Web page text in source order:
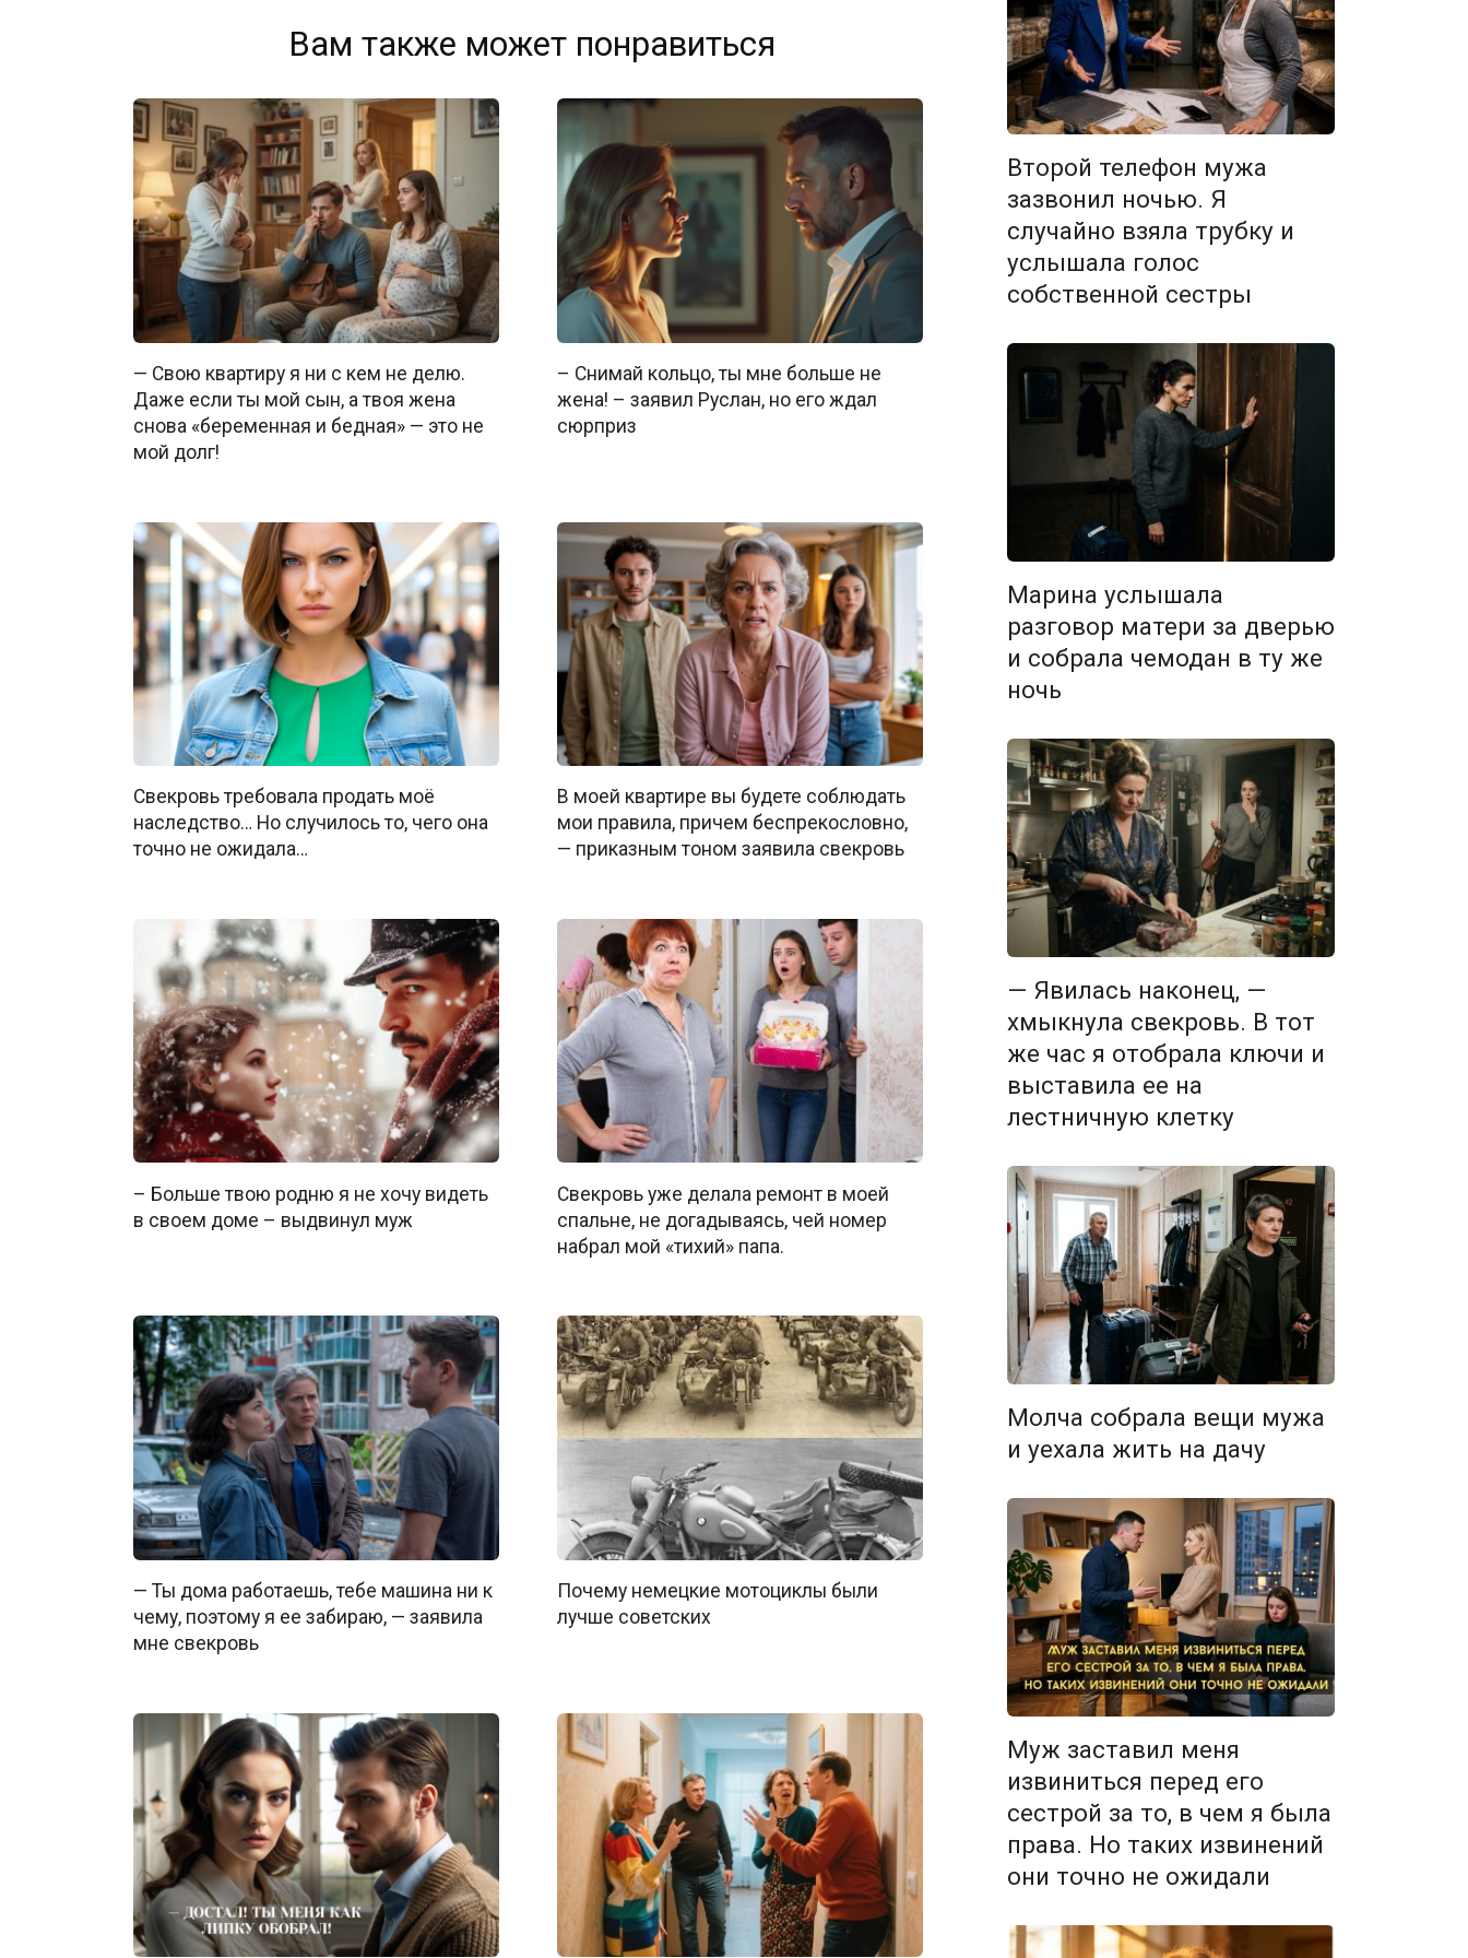
Вам также может понравиться
— Свою квартиру я ни с кем не делю.
Даже если ты мой сын, а твоя жена
снова «беременная и бедная» — это не
мой долг!
– Снимай кольцо, ты мне больше не
жена! – заявил Руслан, но его ждал
сюрприз
Свекровь требовала продать моё
наследство… Но случилось то, чего она
точно не ожидала…
В моей квартире вы будете соблюдать
мои правила, причем беспрекословно,
— приказным тоном заявила свекровь
– Больше твою родню я не хочу видеть
в своем доме – выдвинул муж
Свекровь уже делала ремонт в моей
спальне, не догадываясь, чей номер
набрал мой «тихий» папа.
— Ты дома работаешь, тебе машина ни к
чему, поэтому я ее забираю, — заявила
мне свекровь
Почему немецкие мотоциклы были
лучше советских
Второй телефон мужа
зазвонил ночью. Я
случайно взяла трубку и
услышала голос
собственной сестры
Марина услышала
разговор матери за дверью
и собрала чемодан в ту же
ночь
— Явилась наконец, —
хмыкнула свекровь. В тот
же час я отобрала ключи и
выставила ее на
лестничную клетку
Молча собрала вещи мужа
и уехала жить на дачу
Муж заставил меня
извиниться перед его
сестрой за то, в чем я была
права. Но таких извинений
они точно не ожидали